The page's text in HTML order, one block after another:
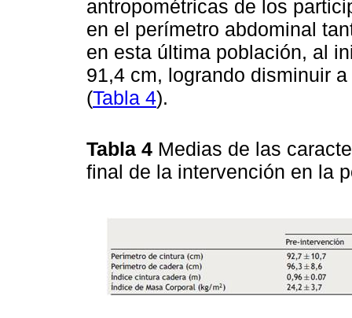
antropométricas de los
en el perímetro abdominal
en esta última población, al
91,4 cm, logrando disminuir
(Tabla 4).
Tabla 4 Medias de las
final de la intervención en la